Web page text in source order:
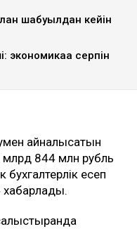
шабуылдан кейін
экономикаға серпін
айналысатын
844 млн рубль
бухгалтерлік есеп
хабарлады.